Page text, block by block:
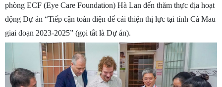
phòng ECF (Eye Care Foundation) Hà Lan đến thăm thực địa hoạt
động Dự án “Tiếp cận toàn diện để cải thiện thị lực tại tỉnh Cà Mau
giai đoạn 2023-2025” (gọi tắt là Dự án).